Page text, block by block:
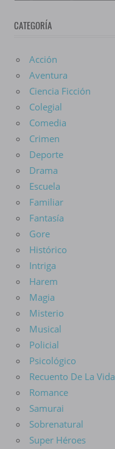
Anime
CATEGORÍA
Acción
Aventura
Ciencia Ficción
Colegial
Comedia
Crimen
Deporte
Drama
Escuela
Familiar
Fantasía
Gore
Histórico
Intriga
Harem
Magia
Misterio
Musical
Policial
Psicológico
Recuento De La Vida
Romance
Samurai
Sobrenatural
Super Héroes